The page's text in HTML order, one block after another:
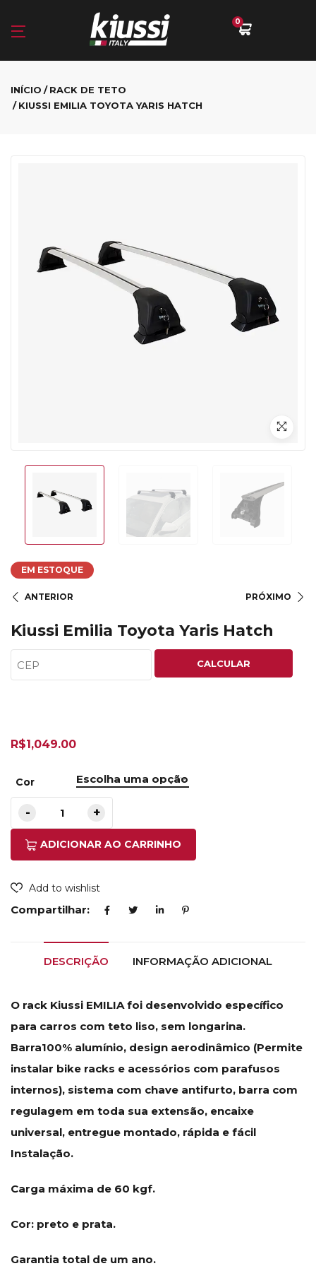
0
INÍCIO
RACK DE TETO
KIUSSI EMILIA TOYOTA YARIS HATCH
EM ESTOQUE
ANTERIOR PRÓXIMO
Kiussi Emilia Toyota Yaris Hatch
CALCULAR
R$1,049.00
Cor
ADICIONAR AO CARRINHO
Add to wishlist
Compartilhar:
DESCRIÇÃO INFORMAÇÃO ADICIONAL
O rack Kiussi EMILIA foi desenvolvido específico
para carros com teto liso, sem longarina.
Barra100% alumínio, design aerodinâmico (Permite
instalar bike racks e acessórios com parafusos
internos), sistema com chave antifurto, barra com
regulagem em toda sua extensão, encaixe
universal, entregue montado, rápida e fácil
Instalação.
Carga máxima de 60 kgf.
Cor: preto e prata.
Garantia total de um ano.